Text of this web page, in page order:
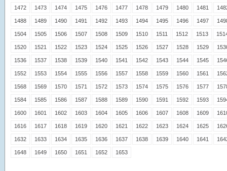
1472 1473 1474 1475 1476 1477 1478 1479 1480 1481
1488 1489 1490 1491 1492 1493 1494 1495 1496 1497
1504 1505 1506 1507 1508 1509 1510 1511 1512 1513
1520 1521 1522 1523 1524 1525 1526 1527 1528 1529
1536 1537 1538 1539 1540 1541 1542 1543 1544 1545
1552 1553 1554 1555 1556 1557 1558 1559 1560 1561
1568 1569 1570 1571 1572 1573 1574 1575 1576 1577
1584 1585 1586 1587 1588 1589 1590 1591 1592 1593
1600 1601 1602 1603 1604 1605 1606 1607 1608 1609
1616 1617 1618 1619 1620 1621 1622 1623 1624 1625
1632 1633 1634 1635 1636 1637 1638 1639 1640 1641
1648 1649 1650 1651 1652 1653